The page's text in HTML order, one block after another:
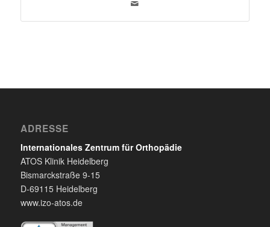
ADRESSE
Internationales Zentrum für Orthopädie
ATOS Klinik Heidelberg
Bismarckstraße 9-15
D-69115 Heidelberg
www.izo-atos.de